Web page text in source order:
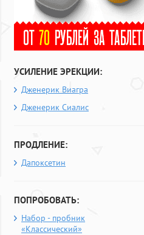
УСИЛЕНИЕ ЭРЕКЦИИ:
Дженерик Виагра
Дженерик Сиалис
ПРОДЛЕНИЕ:
Дапоксетин
ПОПРОБОВАТЬ:
Набор - пробник
«Классический»